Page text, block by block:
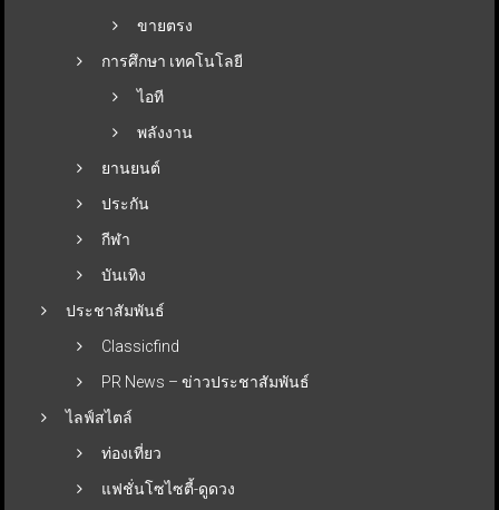
ขายตรง
การศึกษา เทคโนโลยี
ไอที
พลังงาน
ยานยนต์
ประกัน
กีฬา
บันเทิง
ประชาสัมพันธ์
Classicfind
PR News – ข่าวประชาสัมพันธ์
ไลฟ์สไตล์
ท่องเที่ยว
แฟชั่นโซไซตี้-ดูดวง